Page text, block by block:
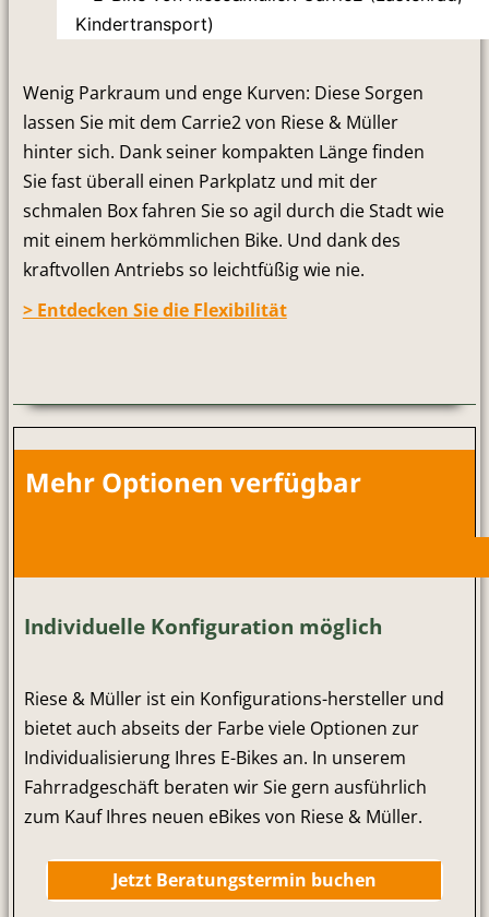
Wenig Parkraum und enge Kurven: Diese Sorgen
lassen Sie mit dem Carrie2 von Riese & Müller
hinter sich. Dank seiner kompakten Länge finden
Sie fast überall einen Parkplatz und mit der
schmalen Box fahren Sie so agil durch die Stadt wie
mit einem herkömmlichen Bike. Und dank des
kraftvollen Antriebs so leichtfüßig wie nie.
> Entdecken Sie die Flexibilität
Mehr Optionen verfügbar
Individuelle Konfiguration möglich
Riese & Müller ist ein Konfigurations-hersteller und
bietet auch abseits der Farbe viele Optionen zur
Individualisierung Ihres E-Bikes an. In unserem
Fahrradgeschäft beraten wir Sie gern ausführlich
zum Kauf Ihres neuen eBikes von Riese & Müller.
Jetzt Beratungstermin buchen